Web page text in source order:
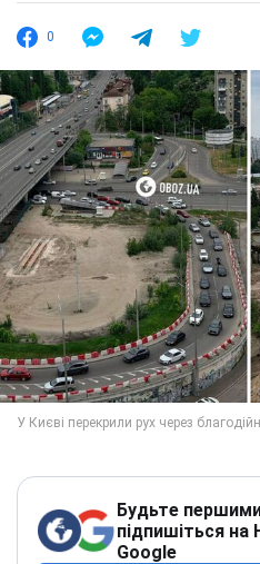
0
Будьте
підпишіться на
Google